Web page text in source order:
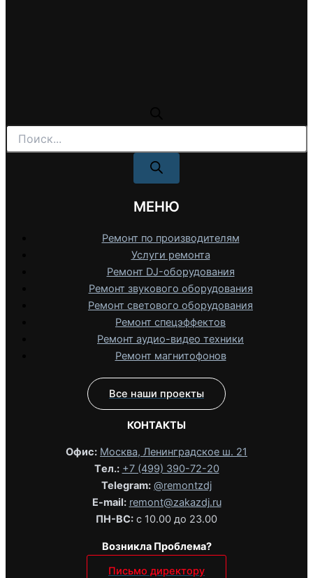
Поиск
товаров
МЕНЮ
Ремонт по производителям
Услуги ремонта
Ремонт DJ-оборудования
Ремонт звукового оборудования
Ремонт светового оборудования
Ремонт спецэффектов
Ремонт аудио-видео техники
Ремонт магнитофонов
Все наши проекты
КОНТАКТЫ
Офис: Москва, Ленинградское ш. 21
Tел.: +7 (499) 390-72-20
Telegram: @remontzdj‬
E-mail: remont@zakazdj.ru
ПН-ВС: с 10.00 до 23.00
Возникла Проблема?
Письмо директору